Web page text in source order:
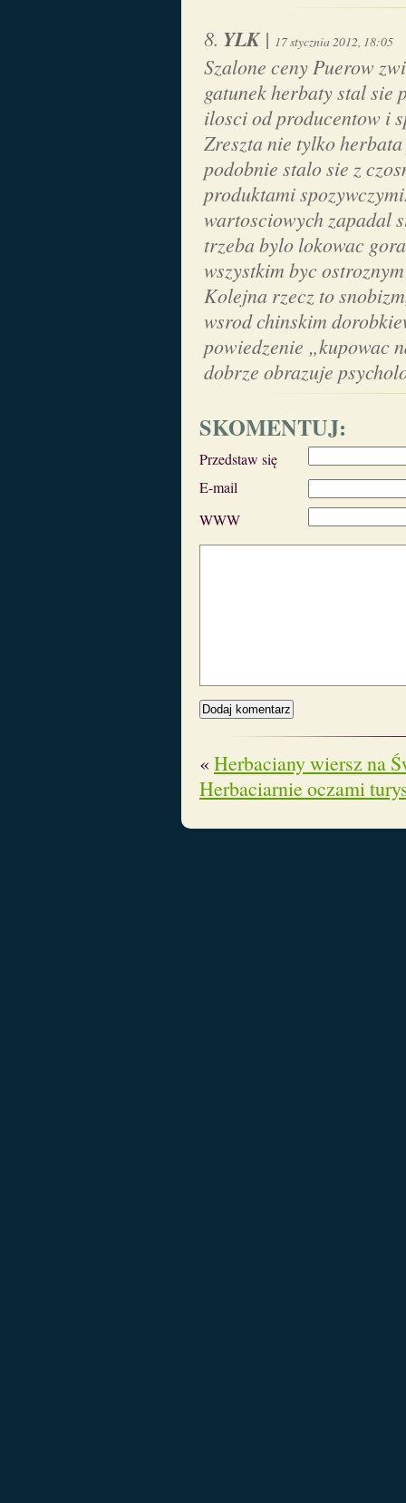
YLK| 17 stycznia 2012, 18:05
Szalone ceny Puerow
gatunek herbaty stal sie
ilosci od producentow i
Zreszta nie tylko
podobnie stalo sie z
produktami
wartosciowych zapadal
trzeba bylo lokowac
wszystkim byc
Kolejna rzecz to
wsrod chinskim
powiedzenie „kupowac
dobrze obrazuje
SKOMENTUJ:
Przedstaw się
E-mail
WWW
«Herbaciany wiersz na
Herbaciarnie oczami